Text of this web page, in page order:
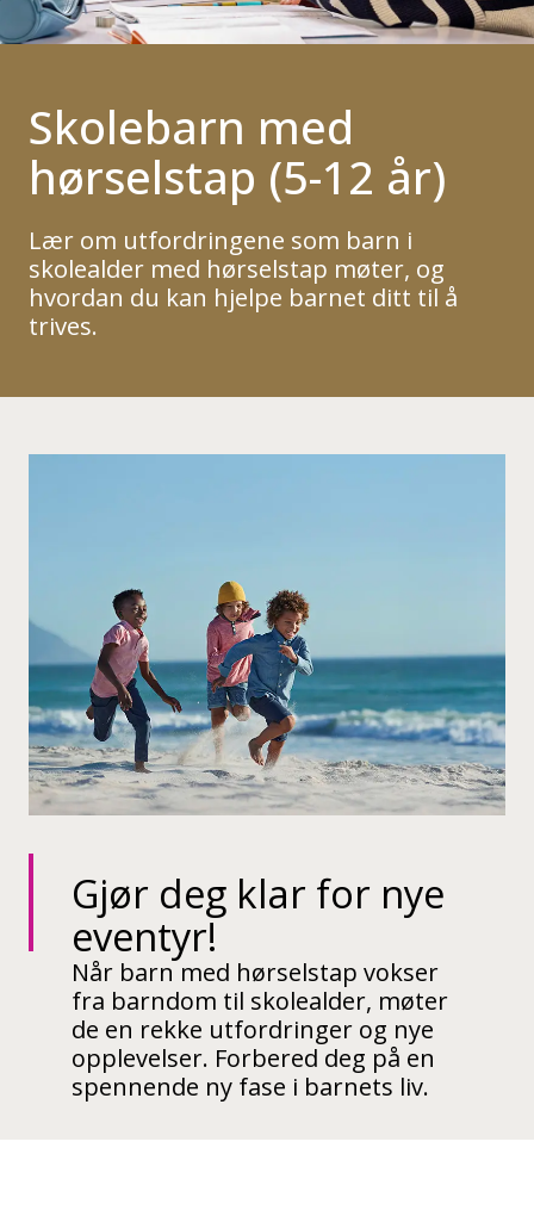
Skolebarn med
hørselstap (5-12 år)
Lær om utfordringene som barn i
skolealder med hørselstap møter, og
hvordan du kan hjelpe barnet ditt til å
trives.
Gjør deg klar for nye
eventyr!
Når barn med hørselstap vokser
fra barndom til skolealder, møter
de en rekke utfordringer og nye
opplevelser. Forbered deg på en
spennende ny fase i barnets liv.